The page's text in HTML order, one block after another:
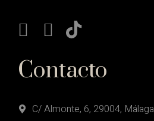
Contacto
C/ Almonte, 6, 29004, Málaga